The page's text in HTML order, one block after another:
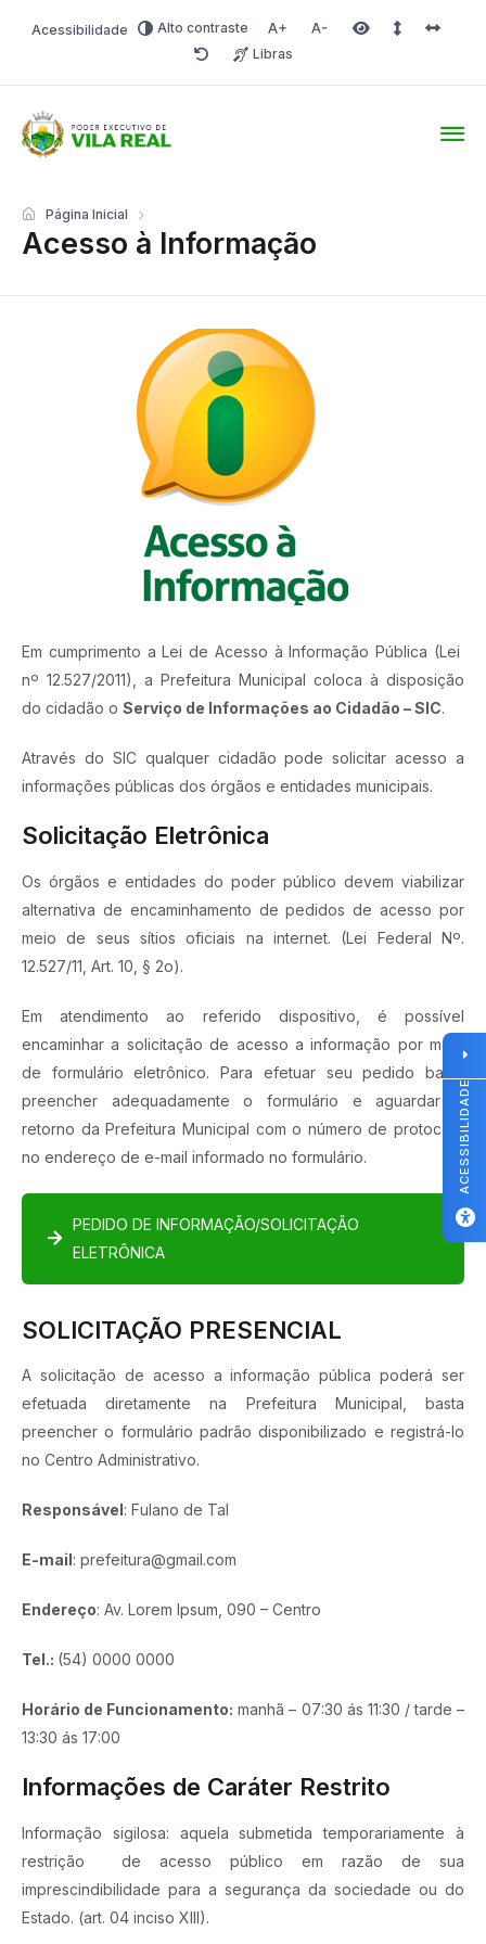
Acessibilidade Alto contraste Aumentar fonte
Diminuir fonteÁrea selecionada
Espaço
RedefinirLibras
Acesso à Informação
Página Inicial
Em cumprimento a Lei de Acesso à Informação Pública (Lei
nº 12.527/2011), a Prefeitura Municipal coloca à disposição
do cidadão o Serviço de Informações ao Cidadão – SIC.
Através do SIC qualquer cidadão pode solicitar acesso a
informações públicas dos órgãos e entidades municipais.
Solicitação Eletrônica
Os órgãos e entidades do poder público devem viabilizar
alternativa de encaminhamento de pedidos de acesso por
meio de seus sítios oficiais na internet. (Lei Federal Nº.
12.527/11, Art. 10, § 2o).
Em atendimento ao referido dispositivo, é possível
encaminhar a solicitação de acesso a informação por meio
de formulário eletrônico. Para efetuar seu pedido basta
preencher adequadamente o formulário e aguardar o
retorno da Prefeitura Municipal com o número de protocolo
no endereço de e-mail informado no formulário.
PEDIDO DE INFORMAÇÃO/SOLICITAÇÃO
ELETRÔNICA
SOLICITAÇÃO PRESENCIAL
A solicitação de acesso a informação pública poderá ser
efetuada diretamente na Prefeitura Municipal, basta
preencher o formulário padrão disponibilizado e registrá-lo
no Centro Administrativo.
Responsável: Fulano de Tal
E-mail: prefeitura@gmail.com
Endereço: Av. Lorem Ipsum, 090 – Centro
Tel.: (54) 0000 0000
Horário de Funcionamento: manhã – 07:30 ás 11:30 / tarde –
13:30 ás 17:00
Informações de Caráter Restrito
Informação sigilosa: aquela submetida temporariamente à
restrição de acesso público em razão de sua
imprescindibilidade para a segurança da sociedade ou do
Estado. (art. 04 inciso XIII).
ACESSIBILIDADE